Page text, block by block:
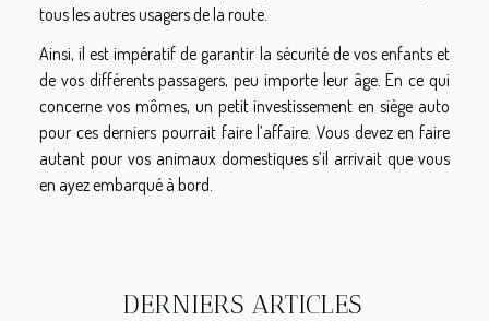
tous les autres usagers de la route.
Ainsi, il est impératif de garantir la sécurité de vos enfants et
de vos différents passagers, peu importe leur âge. En ce qui
concerne vos mômes, un petit investissement en siège auto
pour ces derniers pourrait faire l’affaire. Vous devez en faire
autant pour vos animaux domestiques s’il arrivait que vous
en ayez embarqué à bord.
DERNIERS ARTICLES